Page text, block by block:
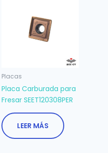
Placas
Placa Carburada para
Fresar SEET120308PER
LEER MÁS